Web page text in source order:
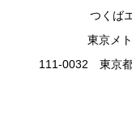
つくば
東京メ
111-0032 東京